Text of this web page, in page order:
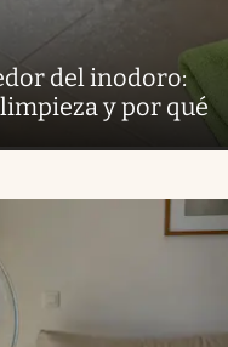
del inodoro:
y por qué